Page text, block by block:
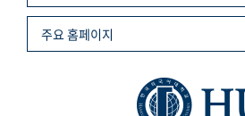
주요 홈페이지